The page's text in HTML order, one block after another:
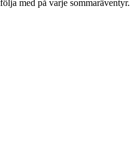
med på varje sommaräventyr.